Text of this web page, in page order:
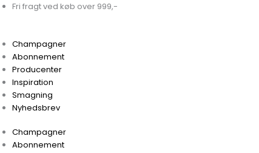
Gå Fri fragt ved køb over 999,-
Champagner
Abonnement
Producenter
Inspiration
Smagning
Nyhedsbrev
Champagner
Abonnement